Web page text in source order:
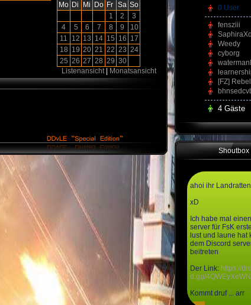
Mo Di Mi Do Fr Sa So
1
2
3
4
5 6 7 8 9
10
11
12 13 14 15 16 17
18 19 20 21 22 23 24
25 26 27 28 29 30
Listenansicht| Monatsansicht
0 User
fensziii
Weedy
cyborg
[FZ] Rebell
4 Gäste
Shoutbox
ahoi ihr
xD
Ich habe mal
server für FsK
lust und laune hat
dem Discord
beitreten
Der Link: https://
d.gg/
Kommt druf ... arr